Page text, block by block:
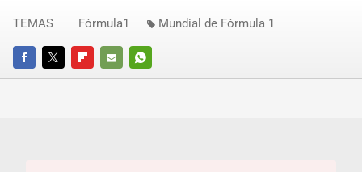
FACEBOOKTWITTERFLIPBOARD
E-
WHATSAPP
TEMAS Fórmula1 Mundial de Fórmula 1